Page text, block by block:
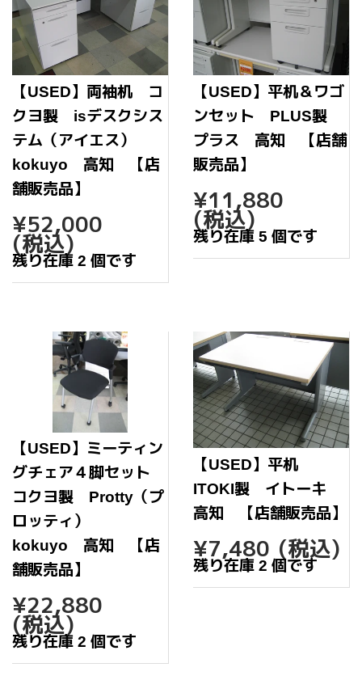
【USED】両袖机 コ
クヨ製 isデスクシス
テム（アイエス）
kokuyo 高知 【店
舗販売品】
通
常
価
格
¥52,000 ¥52,000
(税込)
残り在庫 2 個です
【USED】平机＆ワゴ
ンセット PLUS製
プラス 高知 【店舗
販売品】
通
常
価
格
¥11,880
(税込)
残り在庫 5 個です
【USED】ミーティン
グチェア４脚セット
コクヨ製 Protty（プ
ロッティ）
kokuyo 高知 【店
舗販売品】
通
常
価
格
¥22,880
(税込)
残り在庫 2 個です
【USED】平机
ITOKI製 イトーキ
高知 【店舗販売品】
通
常
価
格
¥7,480 (税込)
残り在庫 2 個です